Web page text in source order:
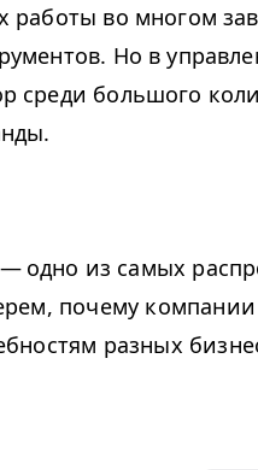
работы во многом
Но в
среди большого
— одно из самых
почему
разных